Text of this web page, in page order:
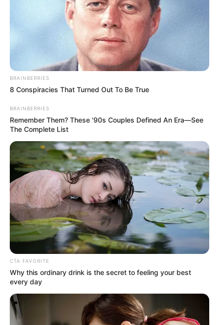
Βαρύ πένθος στην Εύβοια για αγαπημένο
καθηγητή
Την λένε «Κυκλάδες χωρίς πλοίο» και είναι 1
ώρα από Χαλκίδα – Υπερβολή ή όχι;
Θλίψη στην Εύβοια για γυναίκα
Ακολουθήστε το evianews.com στο
News
ΤΑ ΠΙΟ ΔΗΜΟΦΙΛΗ
BRAINBERRIES
8 Conspiracies That Turned Out To Be True
BRAINBERRIES
Remember Them? These '90s Couples Defined An Era—See
The Complete List
CTA FAVORITE
Why this ordinary drink is the secret to feeling your best
every day